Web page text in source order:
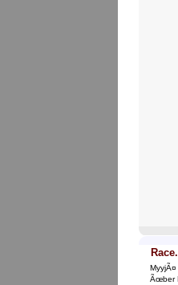
MyyjÃ¤
Ãœber